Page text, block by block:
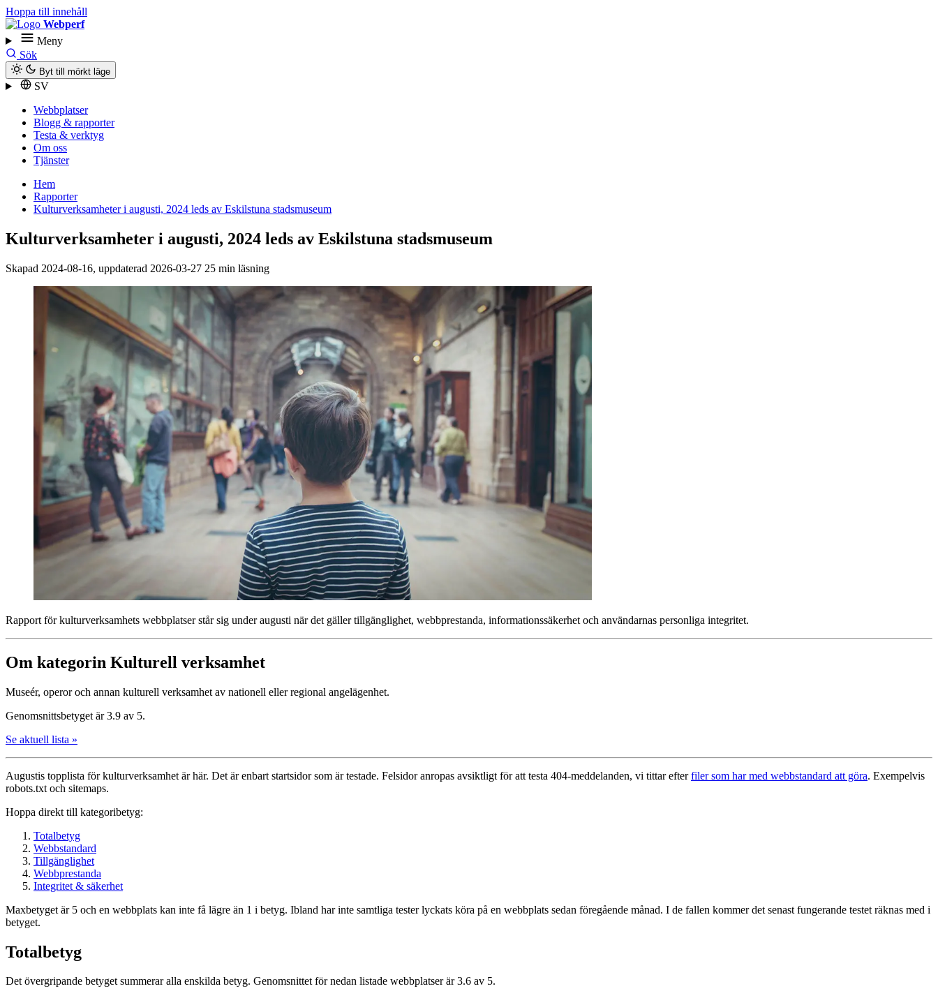
Hoppa till innehåll
Webperf
Meny
Sök
Byt till mörkt läge
SV
Webbplatser
Blogg & rapporter
Testa & verktyg
Om oss
Tjänster
Hem
Rapporter
Kultur­verksamheter i augusti, 2024 leds av Eskilstuna stadsmuseum
Kultur­verksamheter i augusti, 2024 leds av Eskilstuna stadsmuseum
Skapad 2024-08-16, uppdaterad 2026-03-27 25 min läsning
Rapport för kultur­verksamhets webbplatser står sig under augusti när det gäller tillgänglighet, webbprestanda, informationssäkerhet och användarnas personliga integritet.
Om kategorin Kulturell verksamhet
Museér, operor och annan kulturell verksamhet av nationell eller regional angelägenhet.
Genomsnittsbetyget är 3.9 av 5.
Se aktuell lista »
Augustis topplista för kultur­verksamhet är här. Det är enbart startsidor som är testade. Felsidor anropas avsiktligt för att testa 404-meddelanden, vi tittar efterfiler som har med webbstandard att göra. Exempelvis
robots.txt och sitemaps.
Hoppa direkt till kategoribetyg:
Totalbetyg
Webbstandard
Tillgänglighet
Webbprestanda
Integritet & säkerhet
Maxbetyget är 5 och en webbplats kan inte få lägre än 1 i betyg. Ibland har inte samtliga tester lyckats köra på en webbplats sedan föregående månad. I de fallen kommer det senast fungerande testet räknas med i
betyget.
Totalbetyg
Det övergripande betyget summerar alla enskilda betyg. Genomsnittet för nedan listade webbplatser är 3.6 av 5.